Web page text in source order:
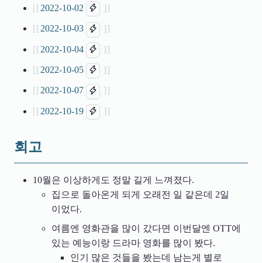
2022-10-02
2022-10-03
2022-10-04
2022-10-05
2022-10-07
2022-10-19
회고
10월은 이상하게도 정말 길게 느껴졌다.
집으로 돌아온게 되게 오래전 일 같은데 2일
이었다.
여름엔 영화관을 많이 갔다면 이번달엔 OTT에
있는 예능이랑 드라마 영화를 많이 봤다.
인기 많은 것들을 봤는데 남는게 별로